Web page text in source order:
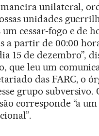
maneira unilateral,
unidades
cessar-fogo e de
a partir de 00:00
15 de dezembro”,
que leu um
das FARC, o
grupo subversivo.
corresponde “a